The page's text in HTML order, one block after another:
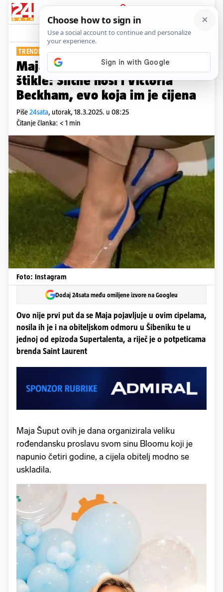
PRIJAVA
Show Komentari
TRENDI POTPETICE
Maja Šuput voli ove prozirne
štikle: Slične nosi i Victoria
Beckham, evo koja im je cijena
Piše24sata, utorak, 18.3.2025. u 08:25
Čitanje članka: < 1 min
Foto: Instagram
Dodaj 24sata među omiljene izvore na Googleu
Ovo nije prvi put da se Maja pojavljuje u ovim cipelama,
nosila ih je i na obiteljskom odmoru u Šibeniku te u
jednoj od epizoda Supertalenta, a riječ je o potpeticama
brenda Saint Laurent
Maja Šuput ovih je dana organizirala veliku
rođendansku proslavu svom sinu Bloomu koji je
napunio četiri godine, a cijela obitelj modno se
uskladila.